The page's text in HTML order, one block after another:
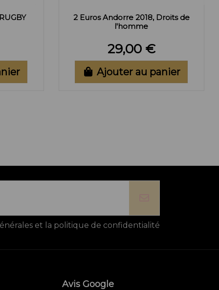
2 Euros Andorre 2018, Droits de
l'homme
29,00 €
Ajouter au panier
et la politique de confidentialité
Avis Google